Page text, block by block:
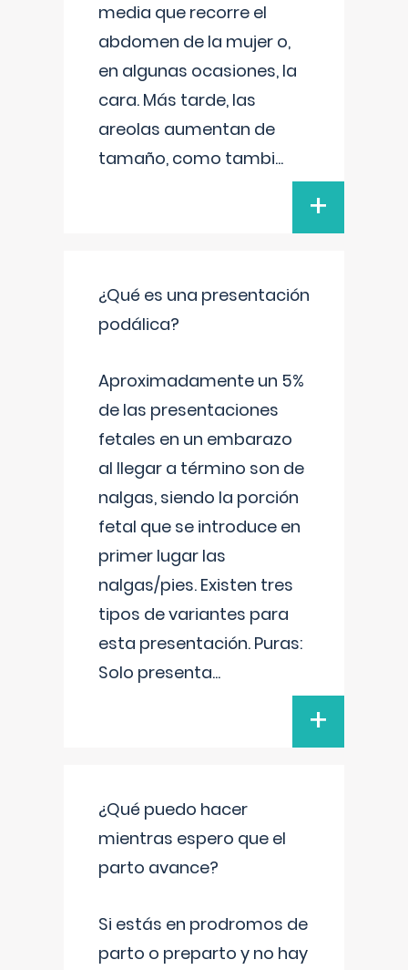
media que recorre el
abdomen de la mujer o,
en algunas ocasiones, la
cara. Más tarde, las
areolas aumentan de
tamaño, como tambi...
+
¿Qué es una presentación
podálica?
Aproximadamente un 5%
de las presentaciones
fetales en un embarazo
al llegar a término son de
nalgas, siendo la porción
fetal que se introduce en
primer lugar las
nalgas/pies. Existen tres
tipos de variantes para
esta presentación. Puras:
Solo presenta...
+
¿Qué puedo hacer
mientras espero que el
parto avance?
Si estás en prodromos de
parto o preparto y no hay